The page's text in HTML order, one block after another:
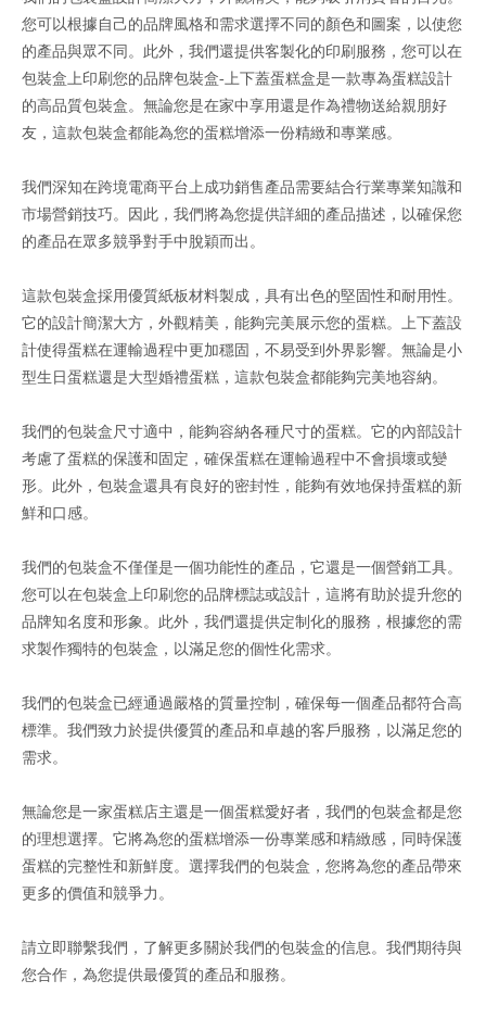
您可以根據自己的品牌風格和需求選擇不同的顏色和圖案，以使您
的產品與眾不同。此外，我們還提供客製化的印刷服務，您可以在
包裝盒上印刷您的品牌包裝盒-上下蓋蛋糕盒是一款專為蛋糕設計
的高品質包裝盒。無論您是在家中享用還是作為禮物送給親朋好
友，這款包裝盒都能為您的蛋糕增添一份精緻和專業感。
我們深知在跨境電商平台上成功銷售產品需要結合行業專業知識和
市場營銷技巧。因此，我們將為您提供詳細的產品描述，以確保您
的產品在眾多競爭對手中脫穎而出。
這款包裝盒採用優質紙板材料製成，具有出色的堅固性和耐用性。
它的設計簡潔大方，外觀精美，能夠完美展示您的蛋糕。上下蓋設
計使得蛋糕在運輸過程中更加穩固，不易受到外界影響。無論是小
型生日蛋糕還是大型婚禮蛋糕，這款包裝盒都能夠完美地容納。
我們的包裝盒尺寸適中，能夠容納各種尺寸的蛋糕。它的內部設計
考慮了蛋糕的保護和固定，確保蛋糕在運輸過程中不會損壞或變
形。此外，包裝盒還具有良好的密封性，能夠有效地保持蛋糕的新
鮮和口感。
我們的包裝盒不僅僅是一個功能性的產品，它還是一個營銷工具。
您可以在包裝盒上印刷您的品牌標誌或設計，這將有助於提升您的
品牌知名度和形象。此外，我們還提供定制化的服務，根據您的需
求製作獨特的包裝盒，以滿足您的個性化需求。
我們的包裝盒已經通過嚴格的質量控制，確保每一個產品都符合高
標準。我們致力於提供優質的產品和卓越的客戶服務，以滿足您的
需求。
無論您是一家蛋糕店主還是一個蛋糕愛好者，我們的包裝盒都是您
的理想選擇。它將為您的蛋糕增添一份專業感和精緻感，同時保護
蛋糕的完整性和新鮮度。選擇我們的包裝盒，您將為您的產品帶來
更多的價值和競爭力。
請立即聯繫我們，了解更多關於我們的包裝盒的信息。我們期待與
您合作，為您提供最優質的產品和服務。